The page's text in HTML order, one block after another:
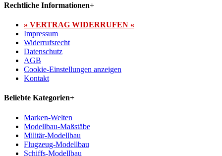
Rechtliche Informationen+
» VERTRAG WIDERRUFEN «
Impressum
Widerrufsrecht
Datenschutz
AGB
Cookie-Einstellungen anzeigen
Kontakt
Beliebte Kategorien+
Marken-Welten
Modellbau-Maßstäbe
Militär-Modellbau
Flugzeug-Modellbau
Schiffs-Modellbau